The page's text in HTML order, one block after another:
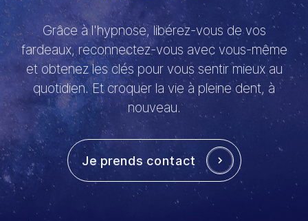
Grâce à l'hypnose, libérez-vous de vos
fardeaux, reconnectez-vous avec vous-même
et obtenez les clés pour vous sentir mieux au
quotidien. Et croquer la vie à pleine dent, à
nouveau.
Je prends contact